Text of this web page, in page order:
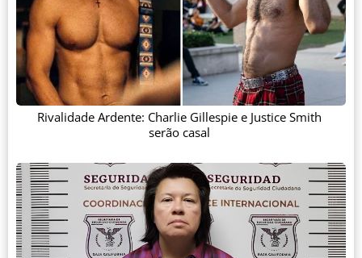
Rivalidade Ardente: Charlie Gillespie e Justice Smith
serão casal